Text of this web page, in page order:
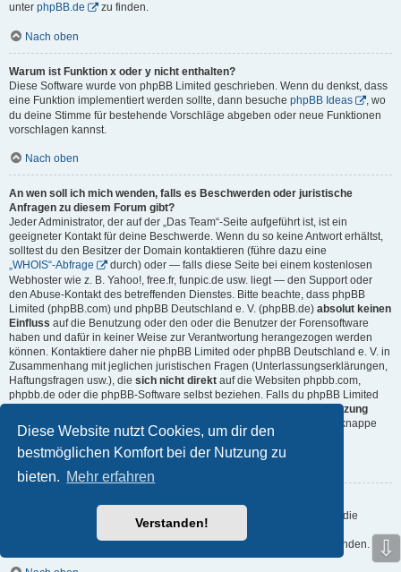
Diese Website nutzt Cookies, um dir den
bestmöglichen Komfort bei der Nutzung zu
bieten. Mehr erfahren
Verstanden!
unter phpBB.de zu finden.
Nach oben
Warum ist Funktion x oder y nicht enthalten?
Diese Software wurde von phpBB Limited geschrieben. Wenn du denkst, dass
eine Funktion implementiert werden sollte, dann besuche phpBB Ideas
, wo
du deine Stimme für bestehende Vorschläge abgeben oder neue Funktionen
vorschlagen kannst.
Nach oben
An wen soll ich mich wenden, falls es Beschwerden oder juristische
Anfragen zu diesem Forum gibt?
Jeder Administrator, der auf der „Das Team“-Seite aufgeführt ist, ist ein
geeigneter Kontakt für deine Beschwerde. Wenn du so keine Antwort erhältst,
solltest du den Besitzer der Domain kontaktieren (führe dazu eine
„WHOIS“-Abfrage
durch) oder — falls diese Seite bei einem kostenlosen
Webhoster wie z. B. Yahoo!, free.fr, funpic.de usw. liegt — den Support oder
den Abuse-Kontakt des betreffenden Dienstes. Bitte beachte, dass phpBB
Limited (phpBB.com) und phpBB Deutschland e. V. (phpBB.de) absolut keinen
Einfluss auf die Benutzung oder den oder die Benutzer der Forensoftware
haben und dafür in keiner Weise zur Verantwortung herangezogen werden
können. Kontaktiere daher nie phpBB Limited oder phpBB Deutschland e. V. in
Zusammenhang mit jeglichen juristischen Fragen (Unterlassungserklärungen,
Haftungsfragen usw.), die sich nicht direkt auf die Websiten phpbb.com,
phpbb.de oder die phpBB-Software selbst beziehen. Falls du phpBB Limited
Softwarenutzung
durch Dritte betreffen, so wirst du, wenn überhaupt, höchstens eine knappe
Antwort erhalten.
Alle Benutzer des Boards können das Kontaktformular nutzen, wenn die
Funktion durch die Board-Administration aktiviert wurde.
Mitglieder des Boards können zusätzlich den Link „Das Team“ verwenden.
⇩